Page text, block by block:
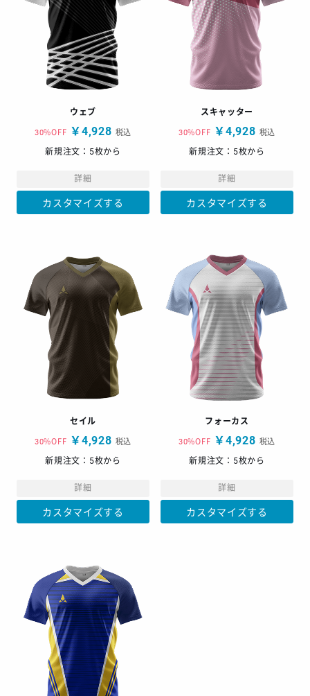
ウェブ
30%OFF ￥4,928 税込
新規注文：5枚から
詳細
カスタマイズする
スキャッター
30%OFF ￥4,928 税込
新規注文：5枚から
詳細
カスタマイズする
セイル
30%OFF ￥4,928 税込
新規注文：5枚から
詳細
カスタマイズする
フォーカス
30%OFF ￥4,928 税込
新規注文：5枚から
詳細
カスタマイズする